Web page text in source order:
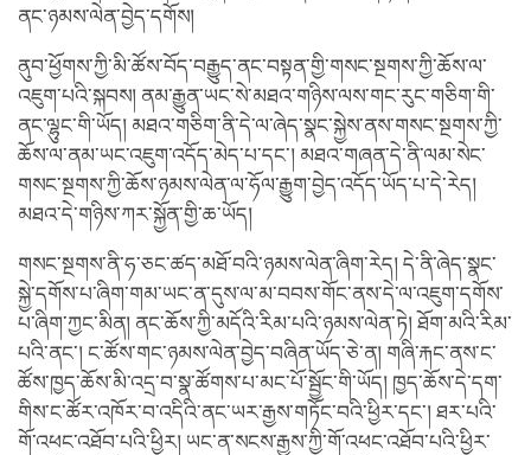
ནང་ཉམས་ལེན་བྱེད་དགོས།
ནུབ་ཕྱོགས་ཀྱི་མི་ཚོས་བོད་བརྒྱུད་ནང་བསྟན་གྱི་གསང་སྔགས་ཀྱི་ཆོས་ལ་
འཇུག་པའི་སྐབས། ནམ་རྒྱུན་ཡང་སེ་མཐའ་གཉིས་ལས་གང་རུང་གཅིག་གི་
ནང་ལྷུང་གི་ཡོད། མཐའ་གཅིག་ནི་དེ་ལ་ཞེད་སྣང་སྐྱེས་ནས་གསང་སྔགས་ཀྱི་
ཆོས་ལ་ནམ་ཡང་འཇུག་འདོད་མེད་པ་དང་། མཐའ་གཞན་དེ་ནི་ལམ་སེང་
གསང་སྔགས་ཀྱི་ཆོས་ཉམས་ལེན་ལ་ཧོལ་རྒྱུག་བྱེད་འདོད་ཡོད་པ་དེ་རེད།
མཐའ་དེ་གཉིས་ཀར་སྐྱོན་གྱི་ཆ་ཡོད།
གསང་སྔགས་ནི་ཧ་ཅང་ཚད་མཐོ་བའི་ཉམས་ལེན་ཞིག་རེད། དེ་ནི་ཞེད་སྣང་
སྐྱེ་དགོས་པ་ཞིག་གམ་ཡང་ན་དུས་ལ་མ་བབས་གོང་ནས་དེ་ལ་འཇུག་དགོས་
པ་ཞིག་ཀྱང་མིན། ནང་ཆོས་ཀྱི་མདོའི་རིམ་པའི་ཉམས་ལེན་ཏེ། ཐོག་མའི་རིམ་
པའི་ནང་། ང་ཚོས་གང་ཉམས་ལེན་བྱེད་བཞིན་ཡོད་ཅེ་ན། གཞི་རྐང་ནས་ང་
ཚོས་ཁྱད་ཆོས་མི་འདྲ་བ་སྣ་ཚོགས་པ་མང་པོ་སྦྱོང་གི་ཡོད། ཁྱད་ཆོས་དེ་དག་
གིས་ང་ཚོར་འཁོར་བ་འདིའི་ནང་ཡར་རྒྱས་གཏོང་བའི་ཕྱིར་དང་། ཐར་པའི་
གོ་འཕང་འཐོབ་པའི་ཕྱིར། ཡང་ན་སངས་རྒྱས་ཀྱི་གོ་འཕང་འཐོབ་པའི་ཕྱིར་